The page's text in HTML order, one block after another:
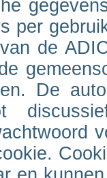
per
de
De